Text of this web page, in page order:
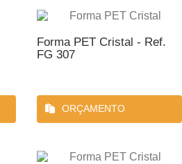
Forma PET Cristal - Ref.
FG 307
ORÇAMENTO